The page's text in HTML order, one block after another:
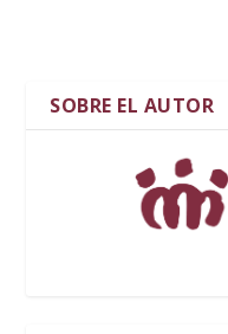
SOBRE EL AUTOR